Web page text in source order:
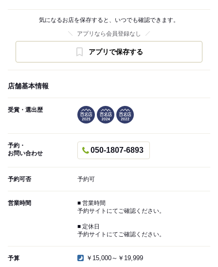
気になるお店を保存すると、いつでも確認できます。
アプリなら会員登録なし
アプリで保存する
店舗基本情報
受賞・選出歴
予約・
お問い合わせ
050-1807-6893
予約可否 予約可
営業時間
■ 営業時間
予約サイトにてご確認ください。
■ 定休日
予約サイトにてご確認ください。
予算 ￥15,000～￥19,999